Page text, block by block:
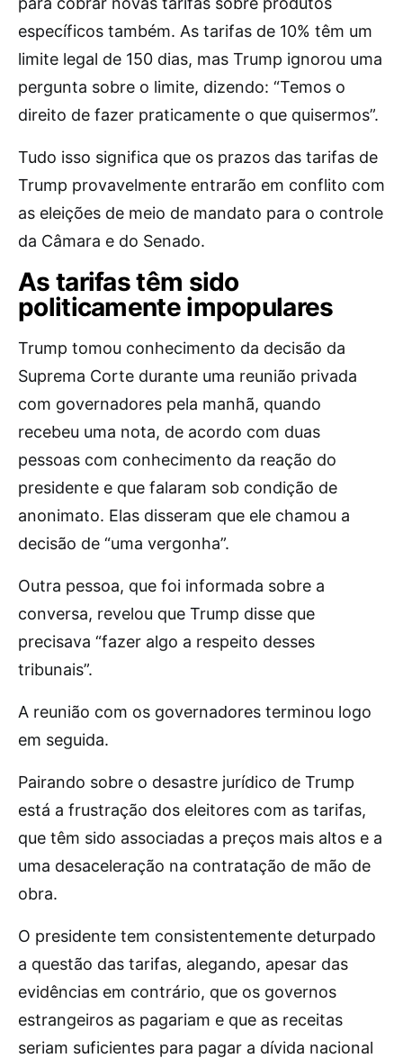
específicos também. As tarifas de 10% têm um
limite legal de 150 dias, mas Trump ignorou uma
pergunta sobre o limite, dizendo: “Temos o
direito de fazer praticamente o que quisermos”.
Tudo isso significa que os prazos das tarifas de
Trump provavelmente entrarão em conflito com
as eleições de meio de mandato para o controle
da Câmara e do Senado.
As tarifas têm sido
politicamente impopulares
Trump tomou conhecimento da decisão da
Suprema Corte durante uma reunião privada
com governadores pela manhã, quando
recebeu uma nota, de acordo com duas
pessoas com conhecimento da reação do
presidente e que falaram sob condição de
anonimato. Elas disseram que ele chamou a
decisão de “uma vergonha”.
Outra pessoa, que foi informada sobre a
conversa, revelou que Trump disse que
precisava “fazer algo a respeito desses
tribunais”.
A reunião com os governadores terminou logo
em seguida.
Pairando sobre o desastre jurídico de Trump
está a frustração dos eleitores com as tarifas,
que têm sido associadas a preços mais altos e a
uma desaceleração na contratação de mão de
obra.
O presidente tem consistentemente deturpado
a questão das tarifas, alegando, apesar das
evidências em contrário, que os governos
estrangeiros as pagariam e que as receitas
seriam suficientes para pagar a dívida nacional